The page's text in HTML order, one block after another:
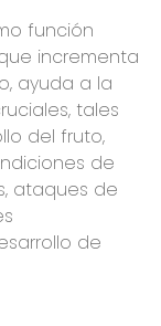
función
incrementa
ayuda a la
tales
del fruto,
de
ataques de
de